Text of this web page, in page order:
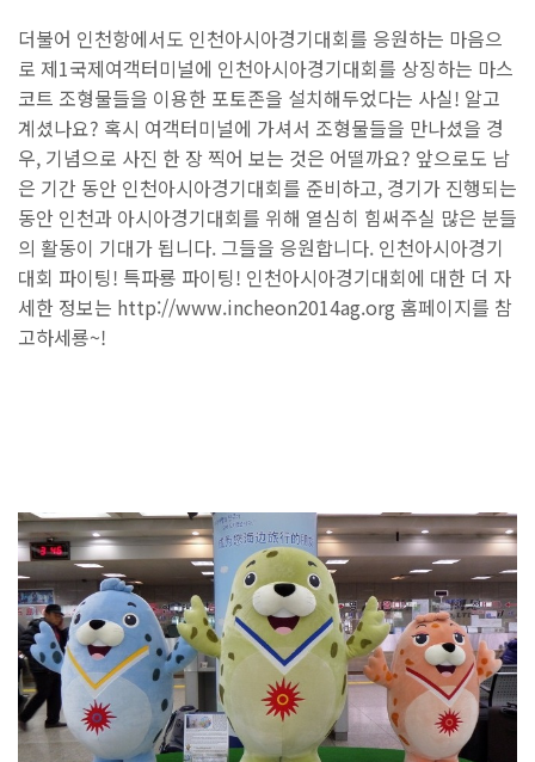
더불어 인천항에서도 인천아시아경기대회를 응원하는 마음으
로 제1국제여객터미널에 인천아시아경기대회를 상징하는 마스
코트 조형물들을 이용한 포토존을 설치해두었다는 사실! 알고
계셨나요? 혹시 여객터미널에 가셔서 조형물들을 만나셨을 경
우, 기념으로 사진 한 장 찍어 보는 것은 어떨까요? 앞으로도 남
은 기간 동안 인천아시아경기대회를 준비하고, 경기가 진행되는
동안 인천과 아시아경기대회를 위해 열심히 힘써주실 많은 분들
의 활동이 기대가 됩니다. 그들을 응원합니다. 인천아시아경기
대회 파이팅! 특파룡 파이팅! 인천아시아경기대회에 대한 더 자
세한 정보는 http://www.incheon2014ag.org 홈페이지를 참
고하세룡~!